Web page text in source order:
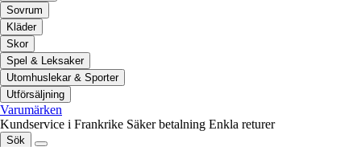
Sovrum
Kläder
Skor
Spel & Leksaker
Utomhuslekar & Sporter
Utförsäljning
Varumärken
Kundservice i Frankrike Säker betalning Enkla returer
Sök